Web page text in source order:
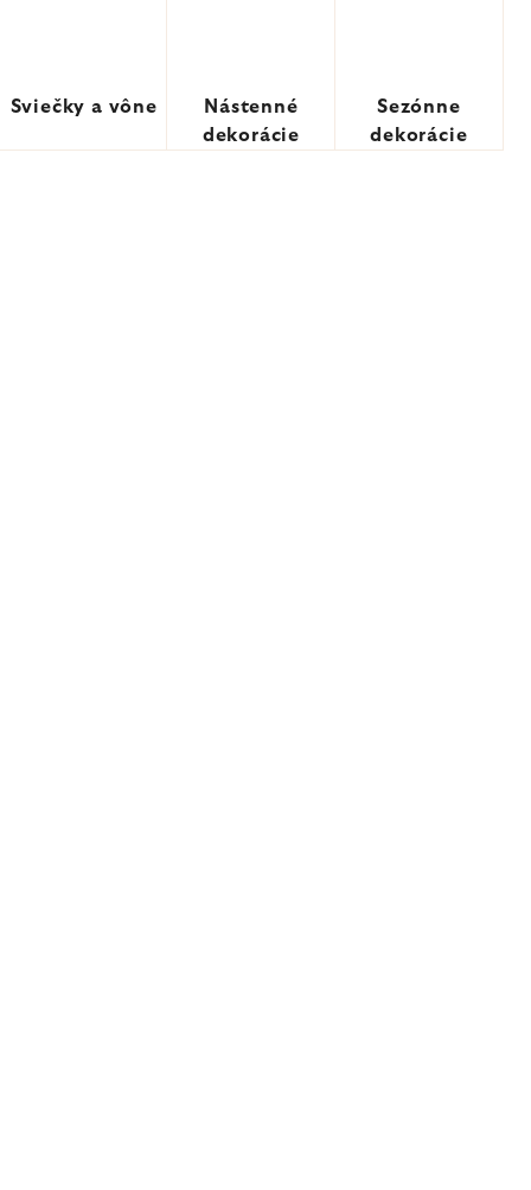
Sviečky a vône
Nástenné
dekorácie
Sezónne
dekorácie